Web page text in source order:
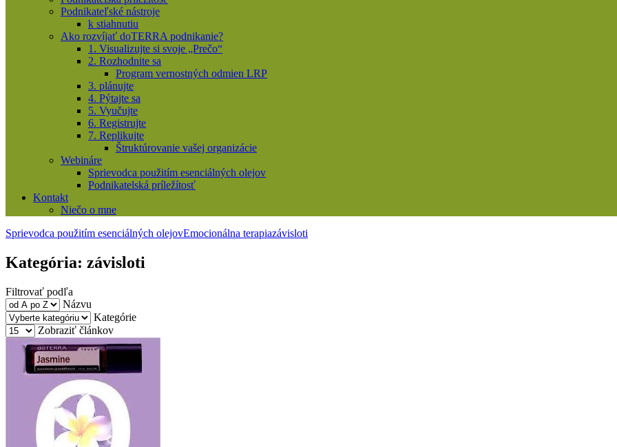
Podnikateľské nástroje
k stiahnutiu
Ako rozvíjať doTERRA podnikanie?
1. Visualizujte si svoje „Prečo“
2. Rozhodnite sa
Program vernostných odmien LRP
3. plánujte
4. Pýtajte sa
5. Vyučujte
6. Registrujte
7. Replikujte
Štruktúrovanie vašej organizácie
Webináre
Sprievodca použitím esenciálných olejov
Podnikatelská príležítosť
Kontakt
Niečo o mne
Sprievodca použitím esenciálných olejovEmocionálna terapiazávisloti
Kategória: závisloti
Filtrovať podľa
Názvu
Kategórie
Zobraziť článkov